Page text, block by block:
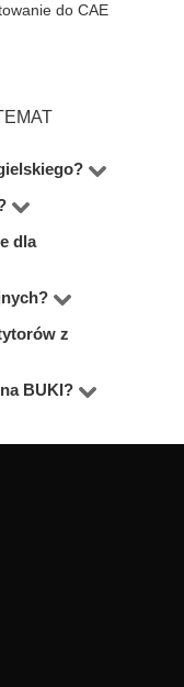
do CAE
60 minut zajęć.
szybciej
każde zdanie
jest znana, ale
dla
do poziomu.
reakcje w
blokowania
a nie
z
poziomy
BUKI?